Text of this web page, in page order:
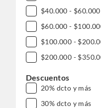
$40.000 - $60.000
$60.000 -
$100.000 -
$200.000 -
Descuentos
20% dcto y más
30% dcto y más